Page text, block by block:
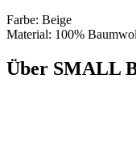
Farbe: Beige
Material: 100%
Über SMALL